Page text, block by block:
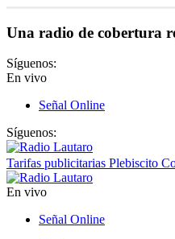
Una radio de cobertura
Síguenos:
En vivo
Señal Online
Síguenos:
Tarifas publicitarias Plebiscito
En vivo
Señal Online